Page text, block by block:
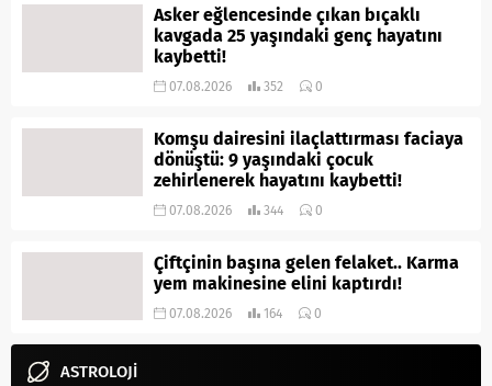
Asker eğlencesinde çıkan bıçaklı
kavgada 25 yaşındaki genç hayatını
kaybetti!
07.08.2026 352 0
Komşu dairesini ilaçlattırması faciaya
dönüştü: 9 yaşındaki çocuk
zehirlenerek hayatını kaybetti!
07.08.2026 344 0
Çiftçinin başına gelen felaket.. Karma
yem makinesine elini kaptırdı!
07.08.2026 164 0
ASTROLOJİ